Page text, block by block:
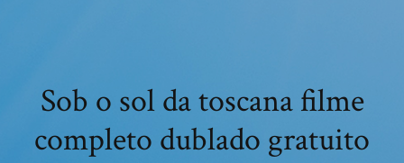
Sob o sol da toscana filme
completo dublado gratuito